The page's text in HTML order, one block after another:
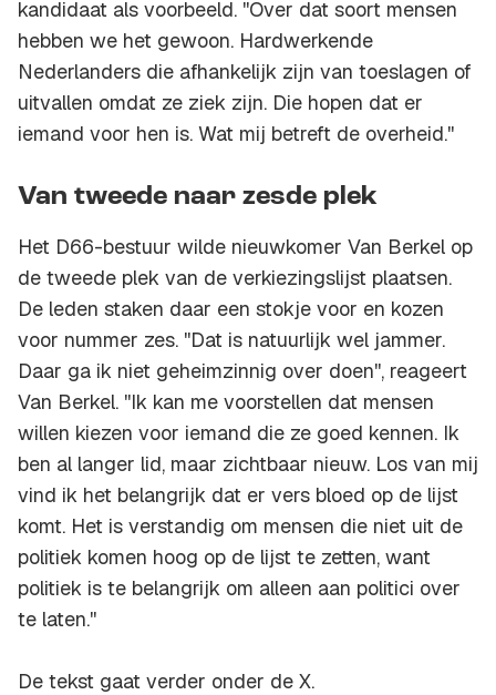
kandidaat als voorbeeld. ''Over dat soort mensen
hebben we het gewoon. Hardwerkende
Nederlanders die afhankelijk zijn van toeslagen of
uitvallen omdat ze ziek zijn. Die hopen dat er
iemand voor hen is. Wat mij betreft de overheid.''
Van tweede naar zesde plek
Het D66-bestuur wilde nieuwkomer Van Berkel op
de tweede plek van de verkiezingslijst plaatsen.
De leden staken daar een stokje voor en kozen
voor nummer zes. ''Dat is natuurlijk wel jammer.
Daar ga ik niet geheimzinnig over doen'', reageert
Van Berkel. ''Ik kan me voorstellen dat mensen
willen kiezen voor iemand die ze goed kennen. Ik
ben al langer lid, maar zichtbaar nieuw. Los van mij
vind ik het belangrijk dat er vers bloed op de lijst
komt. Het is verstandig om mensen die niet uit de
politiek komen hoog op de lijst te zetten, want
politiek is te belangrijk om alleen aan politici over
te laten.''
De tekst gaat verder onder de X.